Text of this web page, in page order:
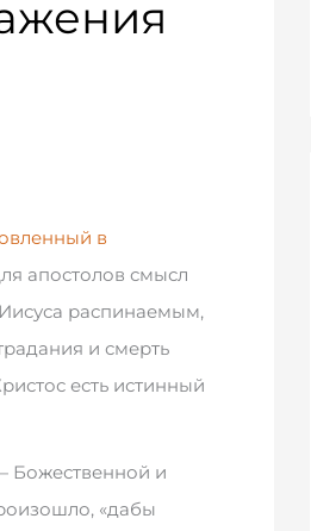
в
апостолов смысл
распинаемым,
и смерть
есть истинный
Божественной и
«дабы